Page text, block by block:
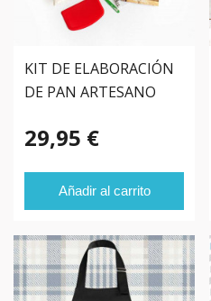
KIT DE ELABORACIÓN
DE PAN ARTESANO
29,95 €
Añadir al carrito